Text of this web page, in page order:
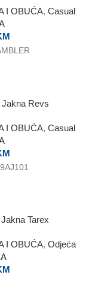
I OBUĆA, Casual
Jakna Revs
I OBUĆA, Casual
Tarex
I OBUĆA, Odjeća